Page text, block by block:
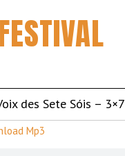
des Sete Sóis – 3×7
Mp3